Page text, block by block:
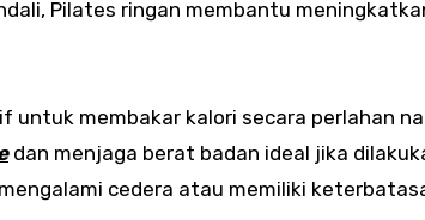
Pilates ringan membantu
membakar kalori secara perlahan
dan menjaga berat badan ideal jika
cedera atau memiliki